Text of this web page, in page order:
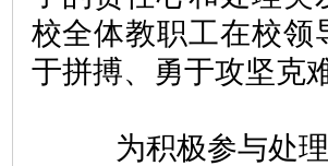
校全体教职工在校领
于拼搏、勇于攻坚
为积极参与